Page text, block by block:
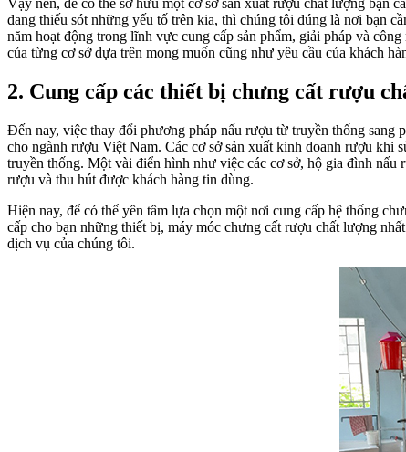
đang thiếu sót những yếu tố trên kia, thì chúng tôi đúng là nơi bạn
năm hoạt động trong lĩnh vực cung cấp sản phẩm, giải pháp và
của từng cơ sở dựa trên mong muốn cũng như yêu cầu của khách
2. Cung cấp các thiết bị chưng cất rượu
Đến nay, việc thay đổi phương pháp nấu rượu từ truyền thống sang
cho ngành rượu Việt Nam. Các cơ sở sản xuất kinh doanh rượu khi
truyền thống. Một vài điển hình như việc các cơ sở, hộ gia đình
rượu và thu hút được khách hàng tin dùng.
Hiện nay, để có thể yên tâm lựa chọn một nơi cung cấp hệ thống
cấp cho bạn những thiết bị, máy móc chưng cất rượu chất lượng
dịch vụ của chúng tôi.